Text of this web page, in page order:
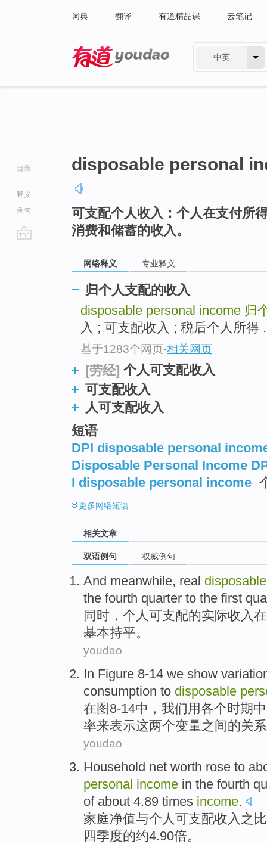
词典 翻译 有道精品课 云笔记
中英
目录
释义
例句
disposable personal
可支配个人收入：个人在支付所
消费和储蓄的收入。
网络释义 专业释义
归个人支配的收入
disposable personal income 归
入 ; 可支配收入 ; 税后个人所得
基于1283个网页-相关网页
[劳经] 个人可支配收入
可支配收入
人可支配收入
短语
DPI disposable personal
Disposable Personal Income
I disposable personal income
更多网络短语
相关文章
双语例句 权威例句
And meanwhile, real disposable
the fourth quarter to the first
同时 ， 个人可支配的实际收入在
基本持平。
youdao
In Figure 8-14 we show
consumption to disposable
在图8-14中 ， 我们用各个时期中
率来表示这两个变量之间的关
youdao
Household net worth rose to
personal income in the fourth
of about 4.89 times income.
家庭净值与个人 可支配收入 之比
四季度的约4.90倍。